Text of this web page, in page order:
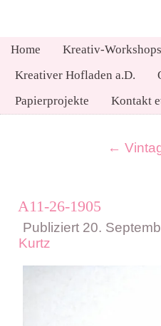
Home Kreativ-Workshops
Kreativer Hofladen a.D.
Papierprojekte
Kontakt
←
A11-26-1905
Publiziert 20.
Kurtz